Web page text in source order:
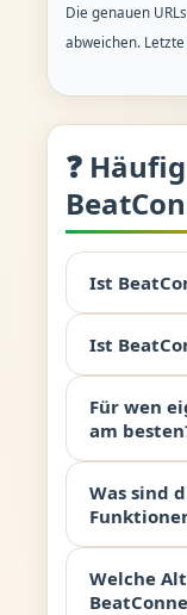
Die genauen
abweichen.
❓
Ist
Ist
Für wen
am
Was sind
Welche